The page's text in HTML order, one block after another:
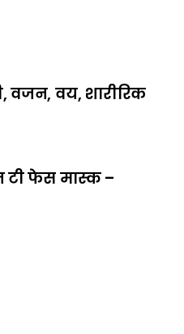
वजन, वय, शारीरिक
टी फेस मास्क –